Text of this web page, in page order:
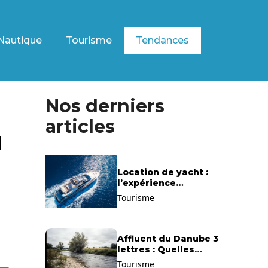
Tourisme Tendances
Nos derniers
articles
Location de yacht :
l’expérience
exclusive pour
découvrir la
Tourisme
Affluent du Danube 3
lettres : Quelles
solutions trouver ?
Tourisme